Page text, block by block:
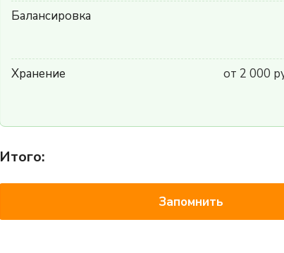
Балансировка
Хранение от 2 000
Итого:
Запомнить